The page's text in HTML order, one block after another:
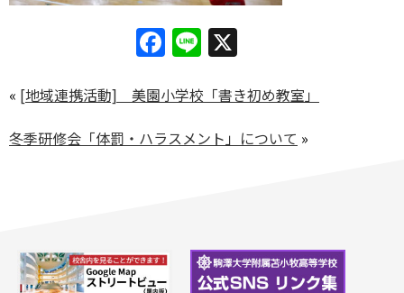
Facebook
Line
« [地域連携活動] 美園小学校「書き初め教室」
冬季研修会「体罰・ハラスメント」について »